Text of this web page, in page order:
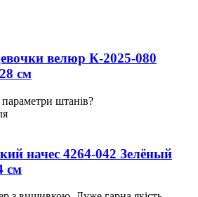
велюр К-2025-080
см
штанів?
начес 4264-042 Зелёный
см